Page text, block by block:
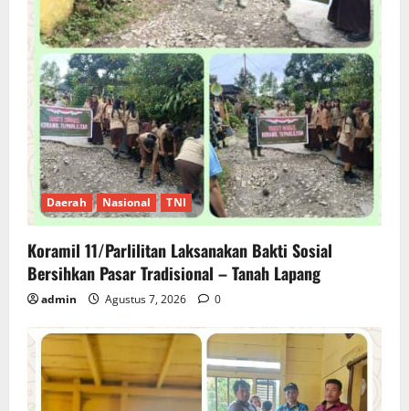
Daerah Nasional TNI
Koramil 11/Parlilitan Laksanakan Bakti Sosial
Bersihkan Pasar Tradisional – Tanah Lapang
admin Agustus 7, 2026 0